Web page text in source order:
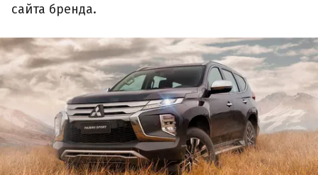
сайта бренда.